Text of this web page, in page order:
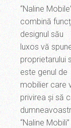
“Naline
combină
designul său
luxos vă
proprietarului
este genul de
mobilier care
privirea și să
“Naline